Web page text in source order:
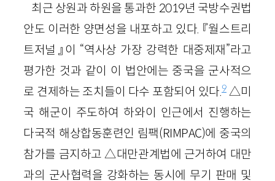
최근 상원과 하원을 통과한 2019년 국방수권법
안도 이러한 양면성을 내포하고 있다. 『월스트리
트저널』이 “역사상 가장 강력한 대중제재”라고
평가한 것과 같이 이 법안에는 중국을 군사적으
로 견제하는 조치들이 다수 포함되어 있다.9△미
국 해군이 주도하여 하와이 인근에서 진행하는
다국적 해상합동훈련인 림팩(RIMPAC)에 중국의
참가를 금지하고 △대만관계법에 근거하여 대만
과의 군사협력을 강화하는 동시에 무기 판매 및